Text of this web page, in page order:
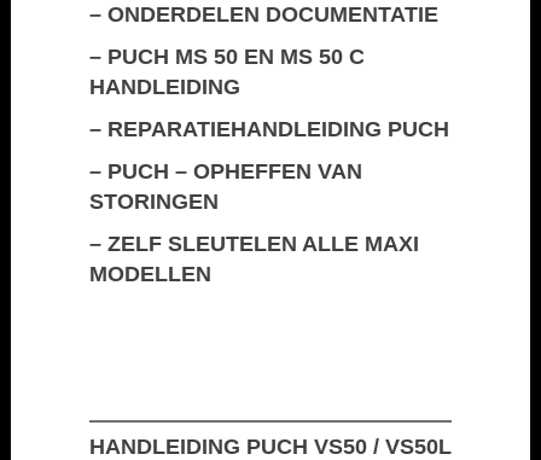
– ONDERDELEN DOCUMENTATIE
– PUCH MS 50 EN MS 50 C
HANDLEIDING
– REPARATIEHANDLEIDING PUCH
– PUCH – OPHEFFEN VAN
STORINGEN
– ZELF SLEUTELEN ALLE MAXI
MODELLEN
HANDLEIDING PUCH VS50 / VS50L